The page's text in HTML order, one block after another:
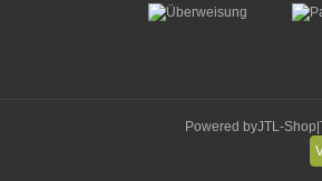
Powered byJTL-Shop